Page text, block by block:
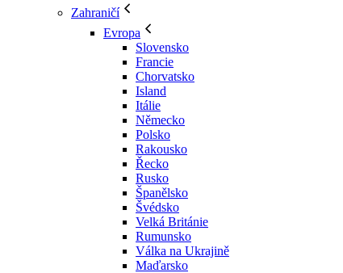
Zahraničí
Evropa
Slovensko
Francie
Chorvatsko
Island
Itálie
Německo
Polsko
Rakousko
Řecko
Rusko
Španělsko
Švédsko
Velká Británie
Rumunsko
Válka na Ukrajině
Maďarsko